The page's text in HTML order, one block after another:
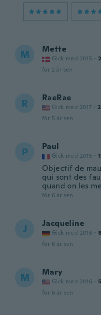
M Mette
Gick med 2015 ·
för 2 år sen
R RaeRae
Gick med 2017 · 2
för 5 år sen
P Paul
Gick med 2015 · 1
Objectif de
qui sont des
quand on les
för 6 år sen
J Jacqueline
Gick med 2016 ·
för 6 år sen
M Mary
Gick med 2016 ·
för 6 år sen